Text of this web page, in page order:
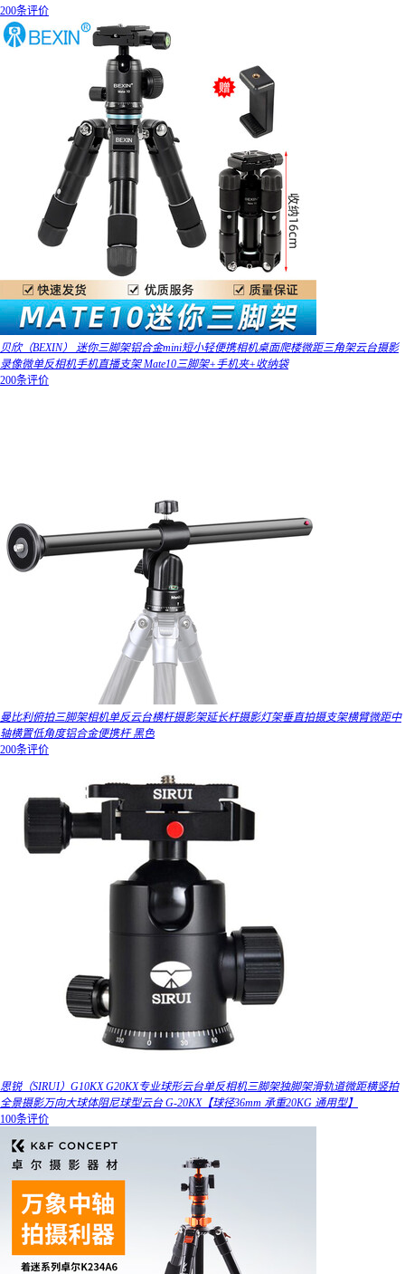
200条评价
贝欣（BEXIN） 迷你三脚架铝合金mini短小轻便携相机桌面爬楼微距三角架云台摄影
录像微单反相机手机直播支架 Mate10三脚架+手机夹+收纳袋
200条评价
曼比利俯拍三脚架相机单反云台横杆摄影架延长杆摄影灯架垂直拍摄支架横臂微距中
轴横置低角度铝合金便携杆 黑色
200条评价
思锐（SIRUI）G10KX G20KX专业球形云台单反相机三脚架独脚架滑轨道微距横竖拍
全景摄影万向大球体阻尼球型云台 G-20KX【球径36mm 承重20KG 通用型】
100条评价